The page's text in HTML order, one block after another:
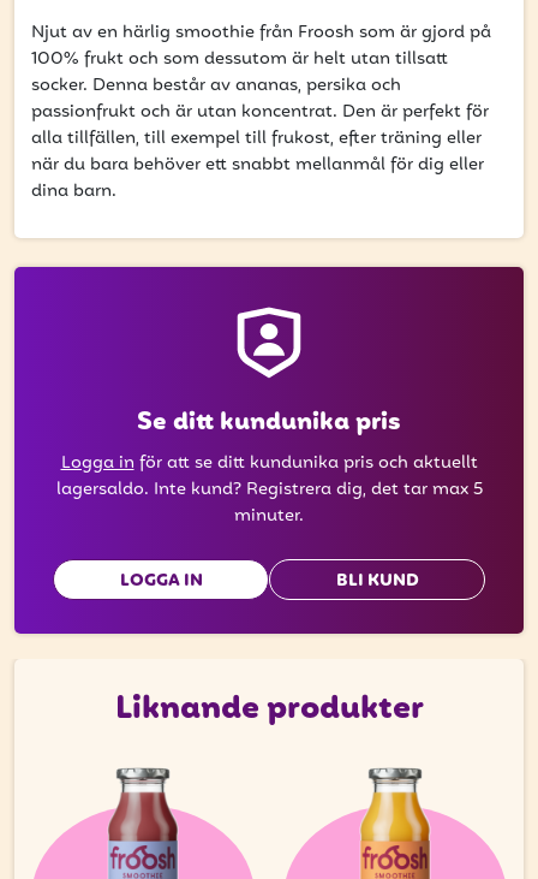
Ange din e-postadress nedan för att ta del av våra
nyheter och erbjudanden.
E-postadress
Njut av en härlig smoothie från Froosh som är gjord på
100% frukt och som dessutom är helt utan tillsatt
socker. Denna består av ananas, persika och
passionfrukt och är utan koncentrat. Den är perfekt för
alla tillfällen, till exempel till frukost, efter träning eller
när du bara behöver ett snabbt mellanmål för dig eller
dina barn.
Se ditt kundunika pris
Logga inför att se ditt kundunika pris och aktuellt
lagersaldo. Inte kund? Registrera dig, det tar max 5
minuter.
LOGGA IN BLI KUND
Liknande produkter